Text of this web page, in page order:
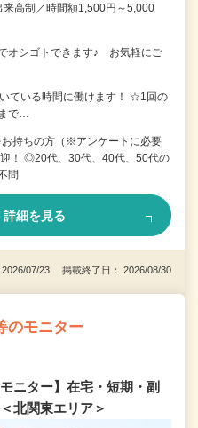
高制／時間額1,500円～5,000
オシゴトできます♪ お気軽にご
ている時間に働けます！ ☆1回の
で…
持ちの方（※アンケートに必要
！ ◎20代、30代、40代、50代の
問
詳細を見る
2026/07/23 掲載終了日： 2026/08/30
のモニター
ニター】在宅・短期・副
北関東エリア＞